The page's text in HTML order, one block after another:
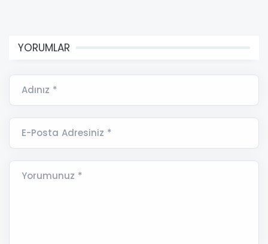
YORUMLAR
Adınız *
E-Posta Adresiniz *
Yorumunuz *